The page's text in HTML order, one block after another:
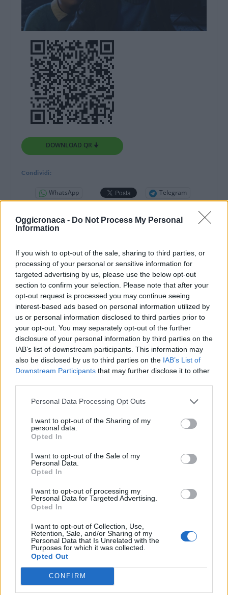
Oggicronaca - Do Not Process My Personal
Information
If you wish to opt-out of the sale, sharing to third parties, or
processing of your personal or sensitive information for
targeted advertising by us, please use the below opt-out
section to confirm your selection. Please note that after your
opt-out request is processed you may continue seeing
interest-based ads based on personal information utilized by
us or personal information disclosed to third parties prior to
your opt-out. You may separately opt-out of the further
disclosure of your personal information by third parties on the
IAB’s list of downstream participants. This information may
also be disclosed by us to third parties on the IAB’s List of
Downstream Participants that may further disclose it to other
Personal Data Processing Opt Outs
I want to opt-out of the Sharing of my
personal data.
Opted In
I want to opt-out of the Sale of my
Personal Data.
Opted In
I want to opt-out of processing my
Personal Data for Targeted Advertising.
Opted In
I want to opt-out of Collection, Use,
Retention, Sale, and/or Sharing of my
Personal Data that Is Unrelated with the
Purposes for which it was collected.
Opted Out
CONFIRM
DOWNLOAD QR 🠋
Condividi:
WhatsApp
Telegram
“Serenity ” al
Megaplex Stardust di
Tortona sino al 24
luglio a prezzo ridotto
grazie al Circolo del
Cinema
21 Luglio 2019
In "Cinema"
“La truffa dei Logan” al
Megaplex Stardust di
Tortona fino al 6
giugno a prezzo
ridotto grazie al
Circolo del Cinema
3 Giugno 2018
In "Cinema"
delle spie” delicato
frammento di storia
mondiale vissuta
30 Dicembre 2015
In "Ultim'ora"
CONDIVIDERE: